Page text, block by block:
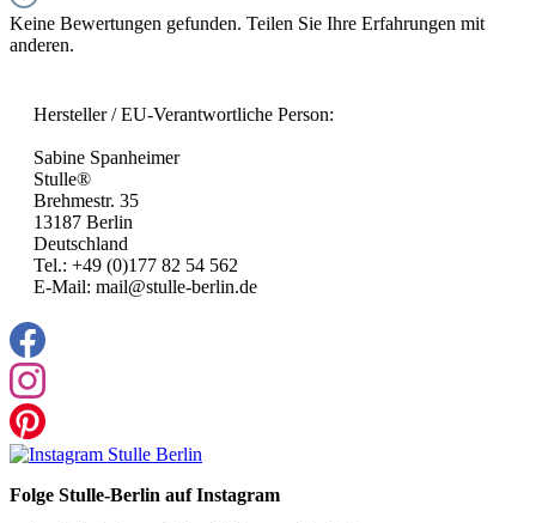
Keine Bewertungen gefunden. Teilen Sie Ihre Erfahrungen mit
anderen.
Hersteller / EU-Verantwortliche Person:
Sabine Spanheimer
Stulle®
Brehmestr. 35
13187 Berlin
Deutschland
Tel.: +49 (0)177 82 54 562
E-Mail: mail@stulle-berlin.de
Folge Stulle-Berlin auf Instagram